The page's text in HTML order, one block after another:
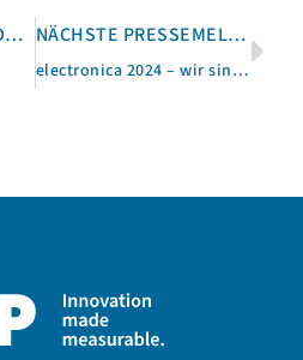
VORIGE PRESSEMELDUNG NÄCHSTE PRESSEMELDUNG
electronica 2024 – wir sind dabei!